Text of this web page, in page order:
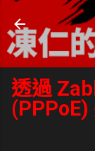
凍
-
透過
(PPPoE)